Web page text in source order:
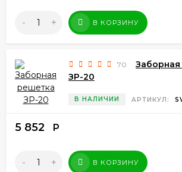
- + В КОРЗИНУ
70
ЗР-20
В НАЛИЧИИ АРТИКУЛ:
5 852 Р
- + В КОРЗИНУ